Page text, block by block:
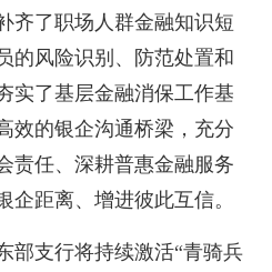
齐了职场人群金融知识短
的风险识别、防范处置和
实了基层金融消保工作基
效的银企沟通桥梁，充分
责任、深耕普惠金融服务
企距离、增进彼此互信。
部支行将持续激活“青骑兵